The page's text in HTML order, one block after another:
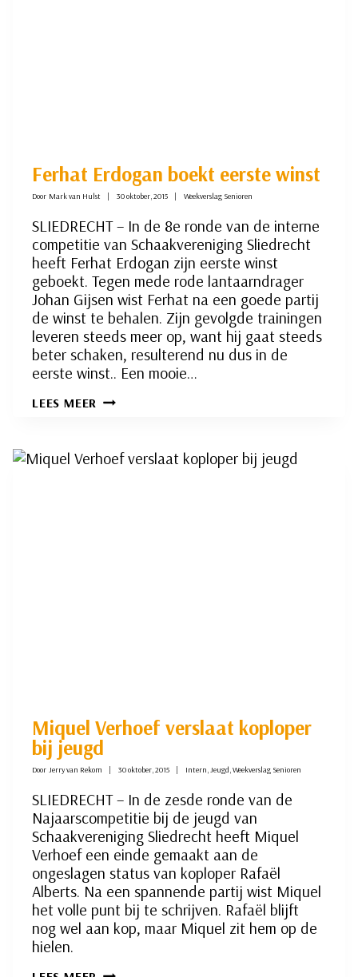
Ferhat Erdogan boekt eerste winst
Door Mark van Hulst 30 oktober, 2015 Weekverslag Senioren
SLIEDRECHT – In de 8e ronde van de interne
competitie van Schaakvereniging Sliedrecht
heeft Ferhat Erdogan zijn eerste winst
geboekt. Tegen mede rode lantaarndrager
Johan Gijsen wist Ferhat na een goede partij
de winst te behalen. Zijn gevolgde trainingen
leveren steeds meer op, want hij gaat steeds
beter schaken, resulterend nu dus in de
eerste winst.. Een mooie…
LEES MEER FERHAT
WINST
Miquel Verhoef verslaat koploper
bij jeugd
Door Jerry van Rekom 30 oktober, 2015 Intern,Jeugd,Weekverslag Senioren
SLIEDRECHT – In de zesde ronde van de
Najaarscompetitie bij de jeugd van
Schaakvereniging Sliedrecht heeft Miquel
Verhoef een einde gemaakt aan de
ongeslagen status van koploper Rafaël
Alberts. Na een spannende partij wist Miquel
het volle punt bij te schrijven. Rafaël blijft
nog wel aan kop, maar Miquel zit hem op de
hielen.
MIQUEL